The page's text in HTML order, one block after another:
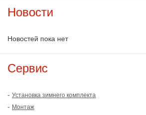
Новости
Новостей пока нет
Сервис
- Установка зимнего комплекта
- Монтаж